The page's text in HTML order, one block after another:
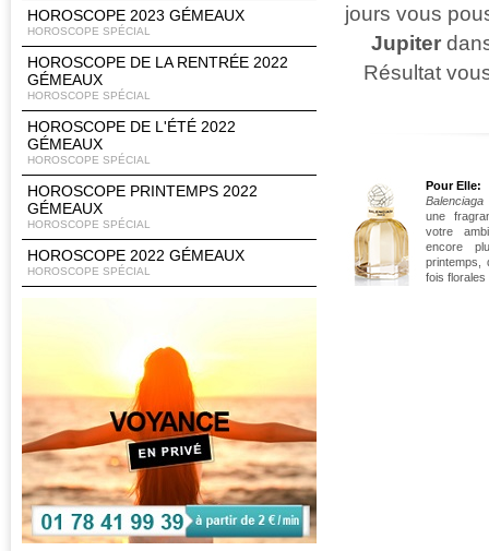
HOROSCOPE 2023 GÉMEAUX
HOROSCOPE SPÉCIAL
HOROSCOPE DE LA RENTRÉE 2022
GÉMEAUX
HOROSCOPE SPÉCIAL
HOROSCOPE DE L'ÉTÉ 2022
GÉMEAUX
HOROSCOPE SPÉCIAL
HOROSCOPE PRINTEMPS 2022
GÉMEAUX
HOROSCOPE SPÉCIAL
HOROSCOPE 2022 GÉMEAUX
HOROSCOPE SPÉCIAL
jours vous
Jupiter
Résultat
Pour Elle:
Balenciaga
une
votre
encore
fois florales